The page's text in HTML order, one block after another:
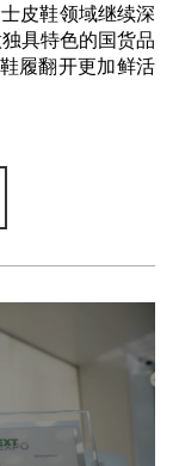
皮鞋领域继续深
具特色的国货品
履翻开更加鲜活